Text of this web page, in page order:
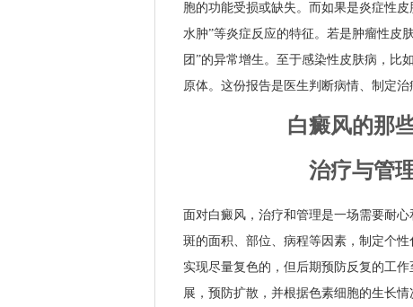
胞的功能受损或缺失。而如果是炎症性
水肿”等炎症反应的特征。若是肿瘤性皮
团”的异常增生。至于感染性皮肤病，比
原体。这份报告是医生判断病情、制定
白癜风的那
治疗与管
面对白癜风，治疗和管理是一场需要耐
斑的面积、部位、病程等因素，制定个
实现尽量复色的，但后期预防反复的工
展，预防扩散，并根据色素细胞的生长